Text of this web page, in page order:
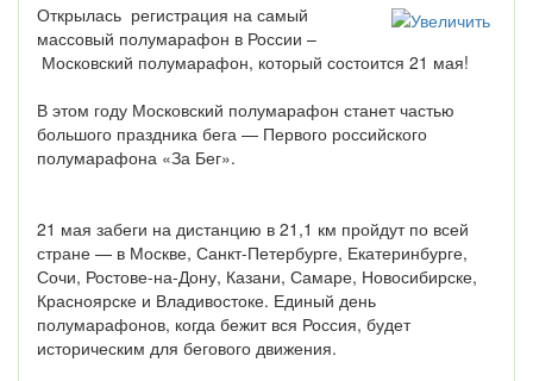
Открылась регистрация на самый
массовый полумарафон в России –
Московский полумарафон, который состоится 21 мая!
В этом году Московский полумарафон станет частью
большого праздника бега — Первого российского
полумарафона «За Бег».
21 мая забеги на дистанцию в 21,1 км пройдут по всей
стране — в Москве, Санкт-Петербурге, Екатеринбурге,
Сочи, Ростове-на-Дону, Казани, Самаре, Новосибирске,
Красноярске и Владивостоке. Единый день
полумарафонов, когда бежит вся Россия, будет
историческим для бегового движения.